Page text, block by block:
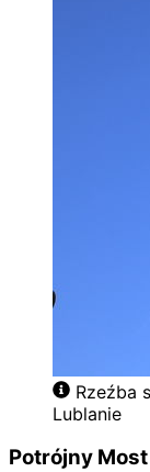
Rzeźba
Lublanie
Potrójny